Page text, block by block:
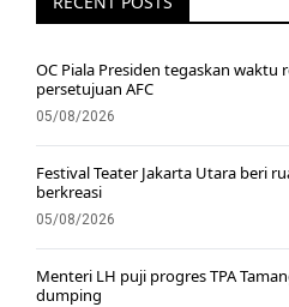
OC Piala Presiden tegaskan waktu
persetujuan AFC
05/08/2026
Festival Teater Jakarta Utara beri
berkreasi
05/08/2026
Menteri LH puji progres TPA
dumping